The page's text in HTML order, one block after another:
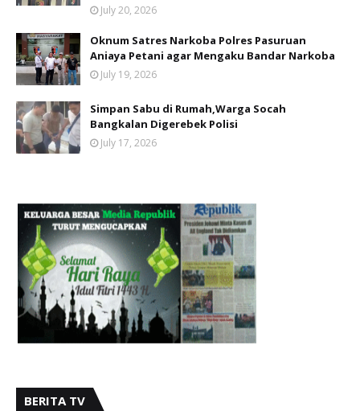
July 20, 2026
Oknum Satres Narkoba Polres Pasuruan
Aniaya Petani agar Mengaku Bandar Narkoba
July 19, 2026
Simpan Sabu di Rumah,Warga Socah
Bangkalan Digerebek Polisi
July 17, 2026
BERITA TV